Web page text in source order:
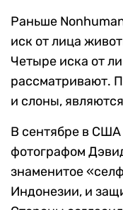
Раньше
иск от лица
Четыре иска от
рассматривают.
и слоны,
В сентябре в
фотографом
знаменитое
Индонезии, и